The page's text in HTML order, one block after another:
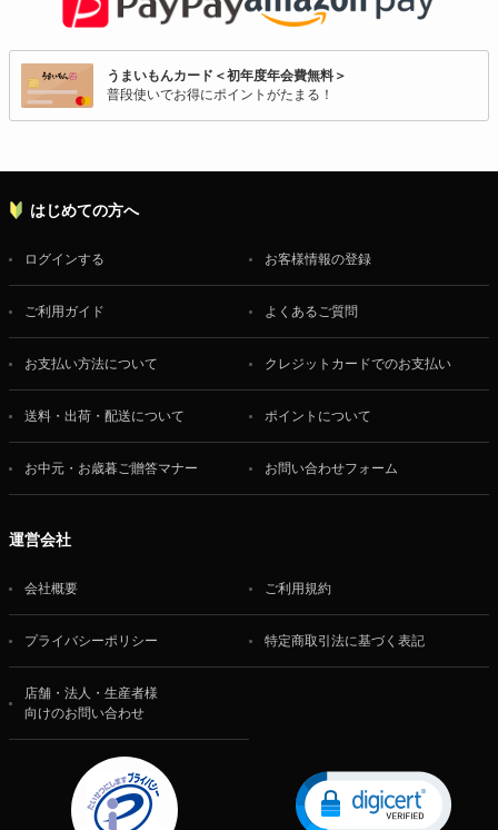
うまいもんカード＜初年度年会費無料＞
普段使いでお得にポイントがたまる！
はじめての方へ
ログインする お客様情報の登録
ご利用ガイド よくあるご質問
お支払い方法について クレジットカードでのお支払い
送料・出荷・配送について ポイントについて
お中元・お歳暮ご贈答マナー お問い合わせフォーム
運営会社
会社概要 ご利用規約
プライバシーポリシー 特定商取引法に基づく表記
店舗・法人・生産者様
向けのお問い合わせ